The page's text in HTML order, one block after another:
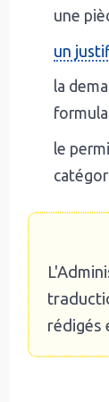
une
un
la
le
rédigés